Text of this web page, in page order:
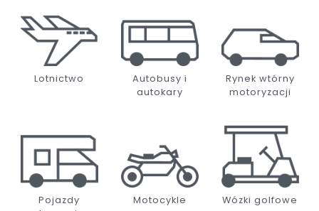
Lotnictwo
Autobusy i
autokary
Rynek wtórny
motoryzacji
Pojazdy
Motocykle Wózki golfowe